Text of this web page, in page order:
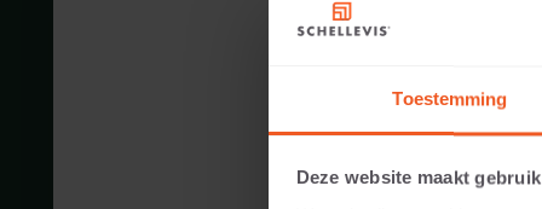
Toestemming
Deze website maakt15 CM DIKTE